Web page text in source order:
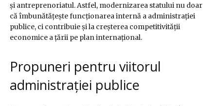
și antreprenoriatul. Astfel, modernizarea statului nu doar
că îmbunătățește funcționarea internă a administrației
publice, ci contribuie și la creșterea competitivității
economice a țării pe plan internațional.
Propuneri pentru viitorul
administrației publice